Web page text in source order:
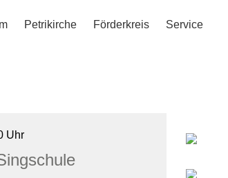
Petrikirche Förderkreis Service
Uhr